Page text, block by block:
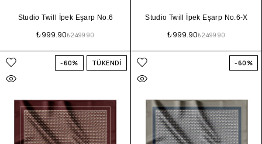
Studio Twill İpek Eşarp No.6
₺2,499.90
₺999.90
Studio Twill İpek Eşarp No.6-X
₺2,499.90
₺999.90
-60% TÜKENDİ -60%